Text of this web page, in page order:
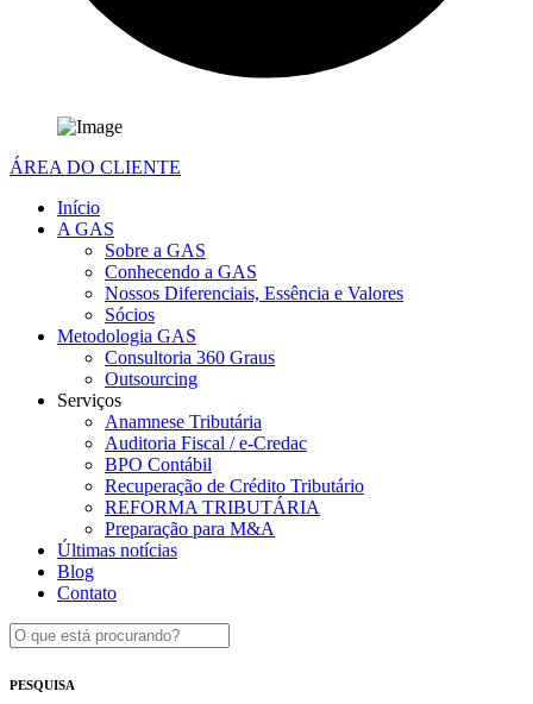
ÁREA DO CLIENTE
Início
A GAS
Sobre a GAS
Conhecendo a GAS
Nossos Diferenciais, Essência e Valores
Sócios
Metodologia GAS
Consultoria 360 Graus
Outsourcing
Serviços
Anamnese Tributária
Auditoria Fiscal / e-Credac
BPO Contábil
Recuperação de Crédito Tributário
REFORMA TRIBUTÁRIA
Preparação para M&A
Últimas notícias
Blog
Contato
PESQUISA